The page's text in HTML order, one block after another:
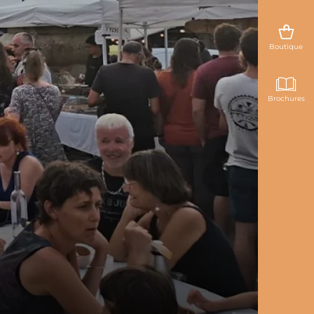
Boutique
Brochures